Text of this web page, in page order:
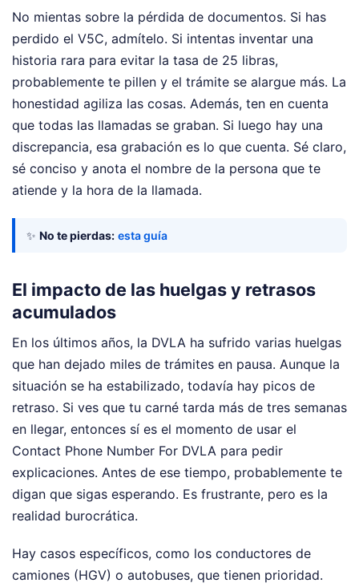
No mientas sobre la pérdida de documentos. Si has
perdido el V5C, admítelo. Si intentas inventar una
historia rara para evitar la tasa de 25 libras,
probablemente te pillen y el trámite se alargue más. La
honestidad agiliza las cosas. Además, ten en cuenta
que todas las llamadas se graban. Si luego hay una
discrepancia, esa grabación es lo que cuenta. Sé claro,
sé conciso y anota el nombre de la persona que te
atiende y la hora de la llamada.
✨ No te pierdas: esta guía
El impacto de las huelgas y retrasos
acumulados
En los últimos años, la DVLA ha sufrido varias huelgas
que han dejado miles de trámites en pausa. Aunque la
situación se ha estabilizado, todavía hay picos de
retraso. Si ves que tu carné tarda más de tres semanas
en llegar, entonces sí es el momento de usar el
Contact Phone Number For DVLA para pedir
explicaciones. Antes de ese tiempo, probablemente te
digan que sigas esperando. Es frustrante, pero es la
realidad burocrática.
Hay casos específicos, como los conductores de
camiones (HGV) o autobuses, que tienen prioridad.